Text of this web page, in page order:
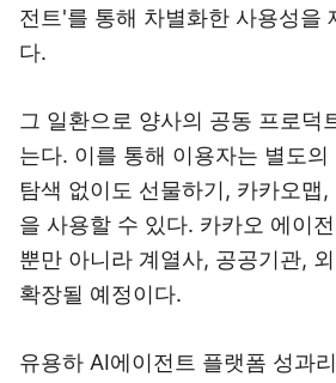
전트'를 통해 차별화한 사용성을
다.
그 일환으로 양사의 공동 프로덕
는다. 이를 통해 이용자는 별도
탐색 없이도 선물하기, 카카오맵
을 사용할 수 있다. 카카오 에이
뿐만 아니라 계열사, 공공기관,
확장될 예정이다.
유용하 AI에이전트 플랫폼 성과